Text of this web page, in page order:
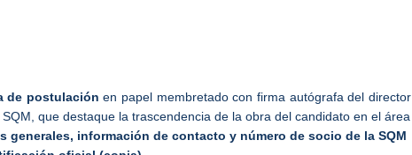
de postulación en papel membretado con firma autógrafa del
que destaque la trascendencia de la obra del candidato en el
generales, información de contacto y número de socio de la SQM